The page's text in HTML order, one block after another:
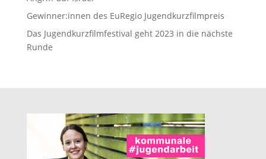
Gewinner:innen des EuRegio Jugendkurzfilmpreis
Das Jugendkurzfilmfestival geht 2023 in die nächste
Runde